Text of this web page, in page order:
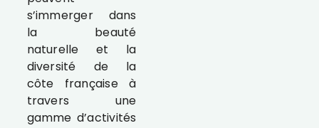
s’immerger dans
la beauté
naturelle et la
diversité de la
côte française à
travers une
gamme d’activités